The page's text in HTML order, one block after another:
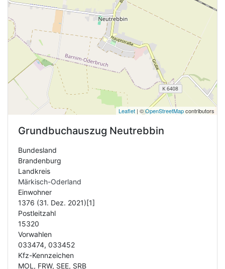
Leaflet | ©OpenStreetMapcontributors
Grundbuchauszug Neutrebbin
Bundesland
Brandenburg
Landkreis
Märkisch-Oderland
Einwohner
1376 (31. Dez. 2021)[1]
Postleitzahl
15320
Vorwahlen
033474, 033452
Kfz-Kennzeichen
MOL, FRW, SEE, SRB